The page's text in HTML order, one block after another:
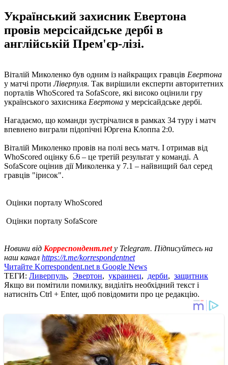
Український захисник Евертона
провів мерсісайдське дербі в
англійській Прем'єр-лізі.
Віталій Миколенко був одним із найкращих гравців Евертона
у матчі протиЛіверпуля. Так вирішили експерти авторитетних
порталів WhoScored та SofaScore, які високо оцінили гру
українського захисника Евертона у мерсісайдське дербі.
Нагадаємо, що команди зустрічалися в рамках 34 туру і матч
впевнено виграли підопічні Юргена Клоппа 2:0.
Віталій Миколенко провів на полі весь матч. І отримав від
WhoScored оцінку 6.6 – це третій результат у команді. А
SofaScore оцінив дії Миколенка у 7.1 – найвищий бал серед
гравців "ірисок".
Оцінки порталу WhoScored
Оцінки порталу SofaScore
Новини від Корреспондент.netу Telegram. Підписуйтесь на
наш канал https://t.me/korrespondentnet
Читайте Korrespondent.net в Google News
ТЕГИ: Ливерпуль, Эвертон, украинец, дерби, защитник
Якщо ви помітили помилку, виділіть необхідний текст і
натисніть Ctrl + Enter, щоб повідомити про це редакцію.